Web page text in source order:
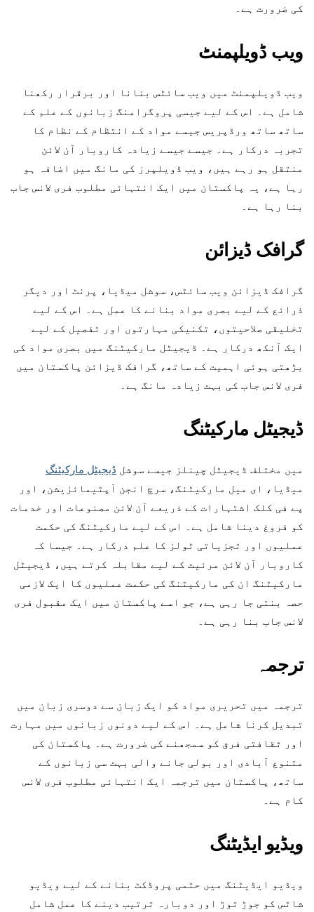
کی ضرورت ہے۔
ویب ڈویلپمنٹ
ویب ڈویلپمنٹ میں ویب سائٹس بنانا اور برقرار رکھنا
شامل ہے۔ اس کے لیے جیسی پروگرامنگ زبانوں کے علم کے
ساتھ ساتھ ورڈپریس جیسے مواد کے انتظام کے نظام کا
تجربہ درکار ہے۔ جیسے جیسے زیادہ کاروبار آن لائن
منتقل ہو رہے ہیں، ویب ڈویلپرز کی مانگ میں اضافہ ہو
رہا ہے، یہ پاکستان میں ایک انتہائی مطلوب فری لانس جاب
بنا رہا ہے۔
گرافک ڈیزائن
گرافک ڈیزائن ویب سائٹس، سوشل میڈیا، پرنٹ اور دیگر
ذرائع کے لیے بصری مواد بنانے کا عمل ہے۔ اس کے لیے
تخلیقی صلاحیتوں، تکنیکی مہارتوں اور تفصیل کے لیے
ایک آنکھ درکار ہے۔ ڈیجیٹل مارکیٹنگ میں بصری مواد کی
بڑھتی ہوئی اہمیت کے ساتھ، گرافک ڈیزائن پاکستان میں
فری لانس جاب کی بہت زیادہ مانگ ہے۔
ڈیجیٹل مارکیٹنگ
ڈیجیٹل مارکیٹنگ
میڈیا، ای میل مارکیٹنگ، سرچ انجن آپٹیمائزیشن، اور
پے فی کلک اشتہارات کے ذریعے آن لائن مصنوعات اور خدمات
کو فروغ دینا شامل ہے۔ اس کے لیے مارکیٹنگ کی حکمت
عملیوں اور تجزیاتی ٹولز کا علم درکار ہے۔ جیسا کہ
کاروبار آن لائن مرئیت کے لیے مقابلہ کرتے ہیں، ڈیجیٹل
مارکیٹنگ ان کی مارکیٹنگ کی حکمت عملیوں کا ایک لازمی
حصہ بنتی جا رہی ہے، جو اسے پاکستان میں ایک مقبول فری
لانس جاب بنا رہی ہے۔
ترجمہ
ترجمہ میں تحریری مواد کو ایک زبان سے دوسری زبان میں
تبدیل کرنا شامل ہے۔ اس کے لیے دونوں زبانوں میں مہارت
اور ثقافتی فرق کو سمجھنے کی ضرورت ہے۔ پاکستان کی
متنوع آبادی اور بولی جانے والی بہت سی زبانوں کے
ساتھ، پاکستان میں ترجمہ ایک انتہائی مطلوب فری لانس
کام ہے۔
ویڈیو ایڈیٹنگ
ویڈیو ایڈیٹنگ میں حتمی پروڈکٹ بنانے کے لیے ویڈیو
شاٹس کو جوڑ توڑ اور دوبارہ ترتیب دینے کا عمل شامل